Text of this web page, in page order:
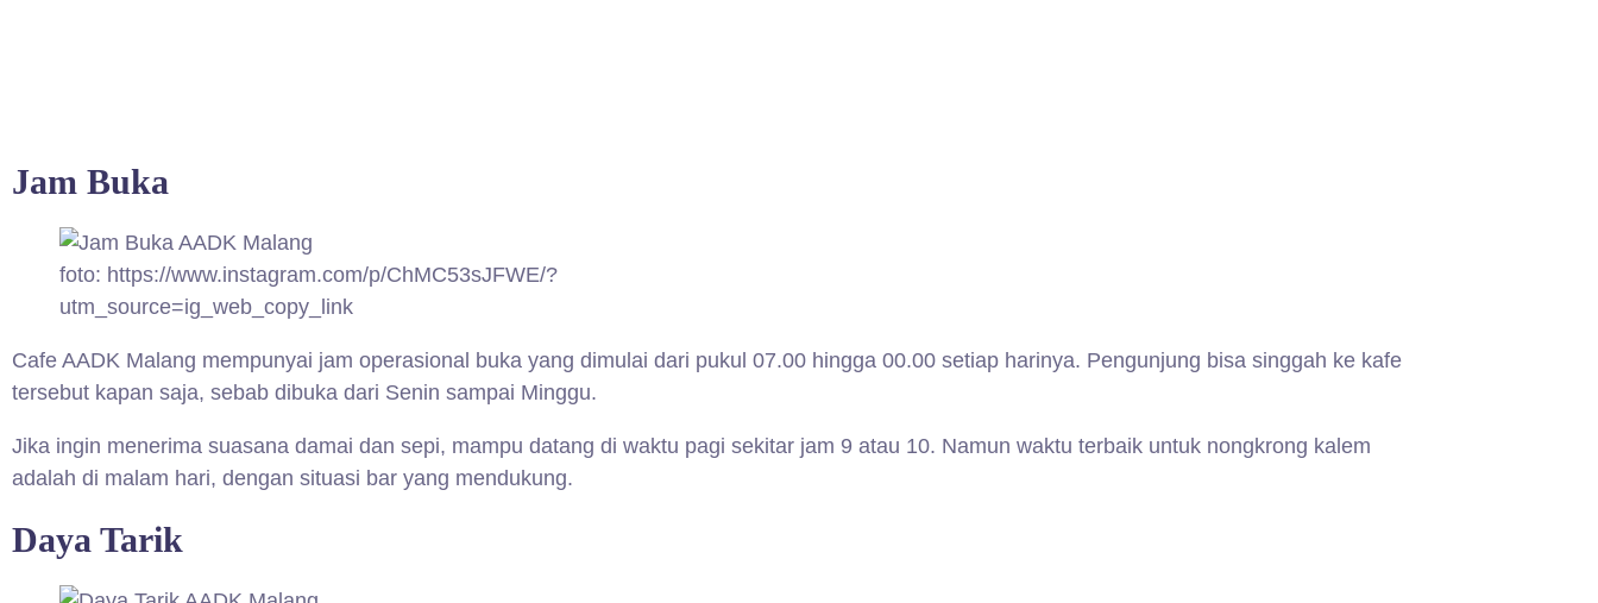
Jam Buka
foto: https://www.instagram.com/p/ChMC53sJFWE/?
utm_source=ig_web_copy_link
Cafe AADK Malang mempunyai jam operasional buka yang dimulai dari pukul 07.00 hingga 00.00 setiap harinya. Pengunjung bisa singgah ke kafe
tersebut kapan saja, sebab dibuka dari Senin sampai Minggu.
Jika ingin menerima suasana damai dan sepi, mampu datang di waktu pagi sekitar jam 9 atau 10. Namun waktu terbaik untuk nongkrong kalem
adalah di malam hari, dengan situasi bar yang mendukung.
Daya Tarik